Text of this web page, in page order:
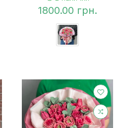
1800.00 грн.